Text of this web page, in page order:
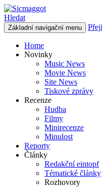
Sicmaggot
Hledat
Základní navigační menu
Home
Novinky
Music News
Movie News
Site News
Tiskové zprávy
Recenze
Hudba
Filmy
Minirecenze
Minulost
Reporty
Články
Redakční eintopf
Tématické články
Rozhovory